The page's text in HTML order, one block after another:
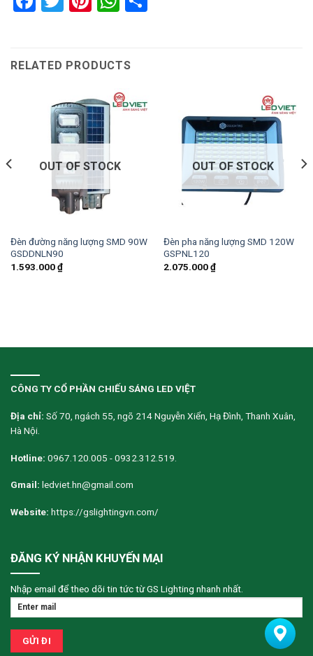
RELATED PRODUCTS
OUT OF STOCK
Đèn đường năng lượng SMD 90W
GSDDNLN90
1.593.000₫
OUT OF STOCK
Đèn pha năng lượng SMD 120W
GSPNL120
2.075.000₫
CÔNG TY CỔ PHẦN CHIẾU SÁNG LED VIỆT
Địa chỉ: Số 70, ngách 55, ngõ 214 Nguyễn Xiển, Hạ Đình, Thanh Xuân,
Hà Nội.
Hotline: 0967.120.005 - 0932.312.519.
Gmail: ledviet.hn@gmail.com
Website: https://gslightingvn.com/
ĐĂNG KÝ NHẬN KHUYẾN MẠI
Nhập email để theo dõi tin tức từ GS Lighting nhanh nhất.